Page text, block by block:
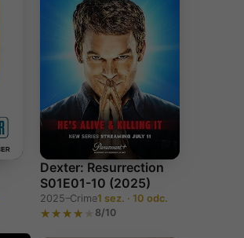
Dexter: Resurrection
S01E01-10 (2025)
2025–Crime1 sez. · 10 odc.
8/10